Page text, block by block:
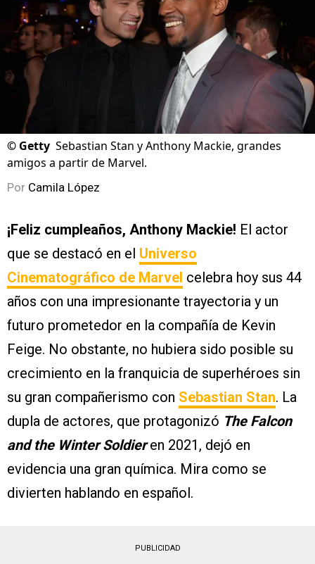
© Getty Sebastian Stan y Anthony Mackie, grandes
amigos a partir de Marvel.
Por Camila López
¡Feliz cumpleaños, Anthony Mackie! El actor
que se destacó en el Universo
Cinematográfico de Marvel celebra hoy sus 44
años con una impresionante trayectoria y un
futuro prometedor en la compañía de Kevin
Feige. No obstante, no hubiera sido posible su
crecimiento en la franquicia de superhéroes sin
su gran compañerismo con Sebastian Stan. La
dupla de actores, que protagonizó The Falcon
and the Winter Soldieren 2021, dejó en
evidencia una gran química. Mira como se
divierten hablando en español.
PUBLICIDAD